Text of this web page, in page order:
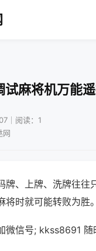
试麻将机万能
｜阅读：1
网
、上牌、洗牌往往
时就可能转败为胜。
信号; kkss8691 随